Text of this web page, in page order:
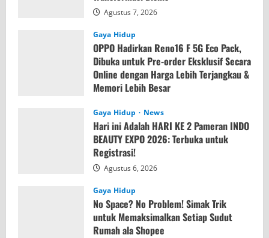
Agustus 7, 2026
Gaya Hidup
OPPO Hadirkan Reno16 F 5G Eco Pack,
Dibuka untuk Pre-order Eksklusif Secara
Online dengan Harga Lebih Terjangkau &
Memori Lebih Besar
Gaya Hidup
News
Hari ini Adalah HARI KE 2 Pameran INDO
BEAUTY EXPO 2026: Terbuka untuk
Registrasi!
Agustus 6, 2026
Gaya Hidup
No Space? No Problem! Simak Trik
untuk Memaksimalkan Setiap Sudut
Rumah ala Shopee